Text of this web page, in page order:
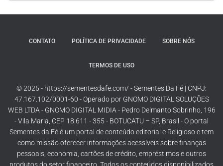
CONTATO POLÍTICA DE PRIVACIDADE SOBRE NÓS
TERMOS DE USO
© 2025 - https://sementesdafe.com/ - Sementes Da Fé | CNPJ:
47.167.102/0001-60 - Operado por GNOMO DIGITAL SOLUÇÕES
WEB LTDA - GNOMO DIGITAL MIDIA - Pedro Delmanto Sobrinho, 196
- Vila Maria, CEP 18.611 - 355 - BOTUCATU – SP, Brasil - O portal
Sementes da Fé é um portal de conteúdo editorial e Religioso e tem
como missão oferecer informações acessíveis sobre finanças
pessoais, economia, cartões de crédito, empréstimos e outros